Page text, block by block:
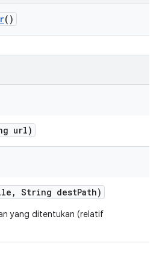
()
url)
, String destPath)
yang ditentukan (relatif